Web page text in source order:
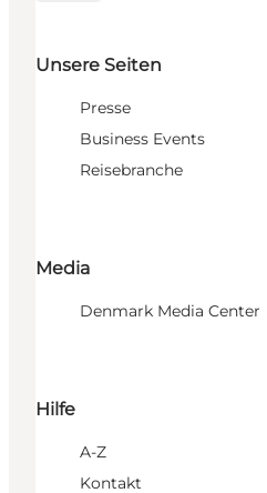
Unsere Seiten
Presse
Business Events
Reisebranche
Media
Denmark Media Center
Hilfe
A-Z
Kontakt